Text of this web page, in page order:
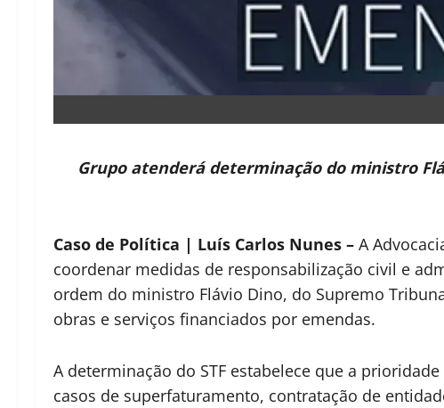
Grupo atenderá determinação do ministro
Caso de Política | Luís Carlos Nunes – A
coordenar medidas de responsabilização civil e
ordem do ministro Flávio Dino, do Supremo
obras e serviços financiados por emendas.
A determinação do STF estabelece que a
casos de superfaturamento, contratação de